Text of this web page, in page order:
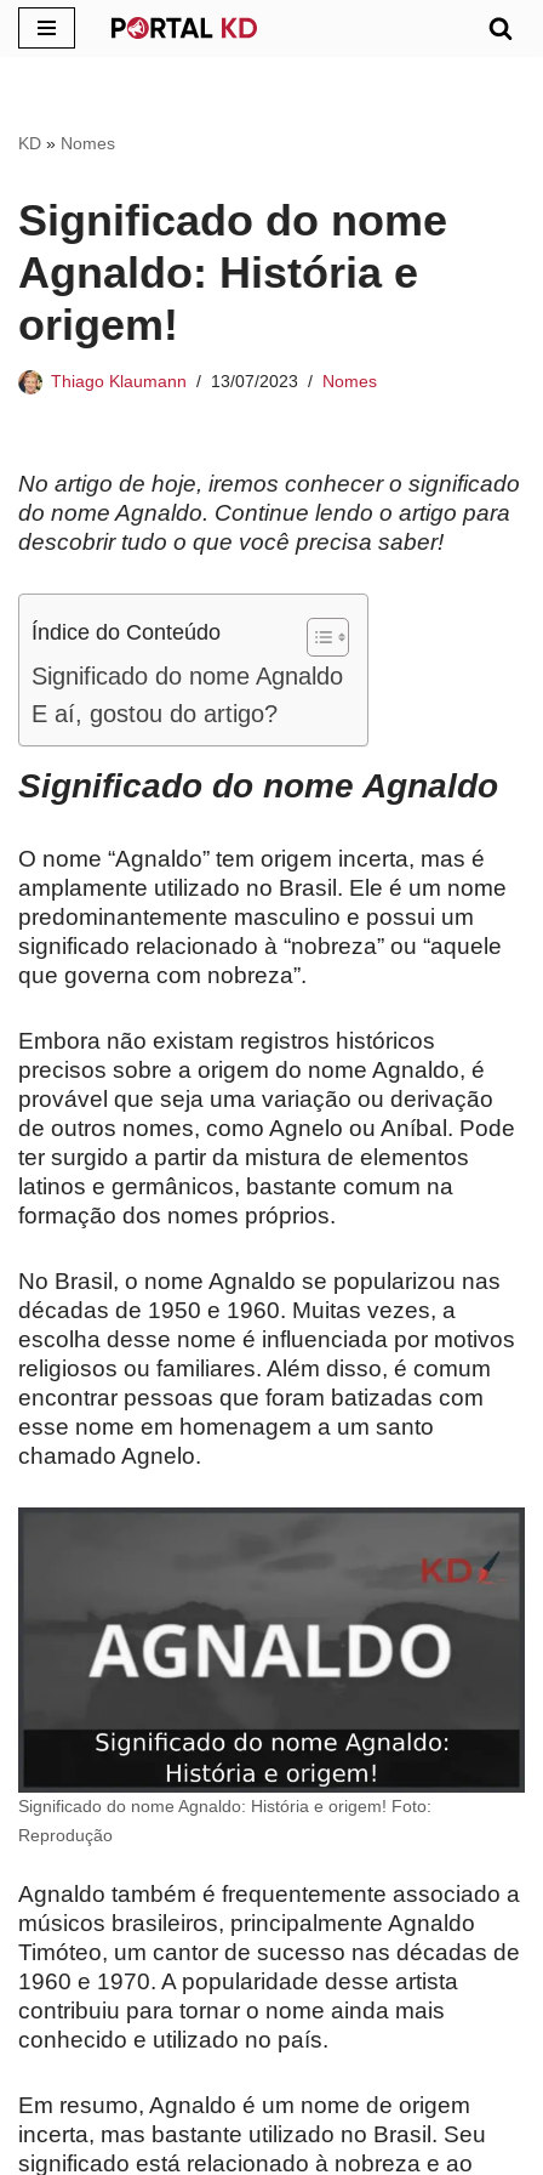
conteúdo
KD » Nomes
Significado do nome
Agnaldo: História e
origem!
Thiago Klaumann 13/07/2023 Nomes
No artigo de hoje, iremos conhecer o significado
do nome Agnaldo. Continue lendo o artigo para
descobrir tudo o que você precisa saber!
Índice do Conteúdo
Significado do nome Agnaldo
E aí, gostou do artigo?
Significado do nome Agnaldo
O nome “Agnaldo” tem origem incerta, mas é
amplamente utilizado no Brasil. Ele é um nome
predominantemente masculino e possui um
significado relacionado à “nobreza” ou “aquele
que governa com nobreza”.
Embora não existam registros históricos
precisos sobre a origem do nome Agnaldo, é
provável que seja uma variação ou derivação
de outros nomes, como Agnelo ou Aníbal. Pode
ter surgido a partir da mistura de elementos
latinos e germânicos, bastante comum na
formação dos nomes próprios.
No Brasil, o nome Agnaldo se popularizou nas
décadas de 1950 e 1960. Muitas vezes, a
escolha desse nome é influenciada por motivos
religiosos ou familiares. Além disso, é comum
encontrar pessoas que foram batizadas com
esse nome em homenagem a um santo
chamado Agnelo.
Significado do nome Agnaldo: História e origem! Foto:
Reprodução
Agnaldo também é frequentemente associado a
músicos brasileiros, principalmente Agnaldo
Timóteo, um cantor de sucesso nas décadas de
1960 e 1970. A popularidade desse artista
contribuiu para tornar o nome ainda mais
conhecido e utilizado no país.
Em resumo, Agnaldo é um nome de origem
incerta, mas bastante utilizado no Brasil. Seu
significado está relacionado à nobreza e ao